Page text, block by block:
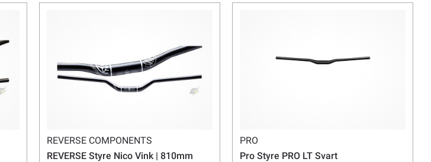
REVERSE COMPONENTS
REVERSE Styre Nico Vink | 810mm
PRO
Pro Styre PRO LT Svart